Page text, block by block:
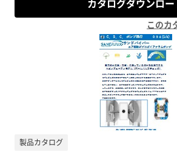
カタログダウンロー
このカ
製品カタログ